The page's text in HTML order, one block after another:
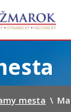
mesta \